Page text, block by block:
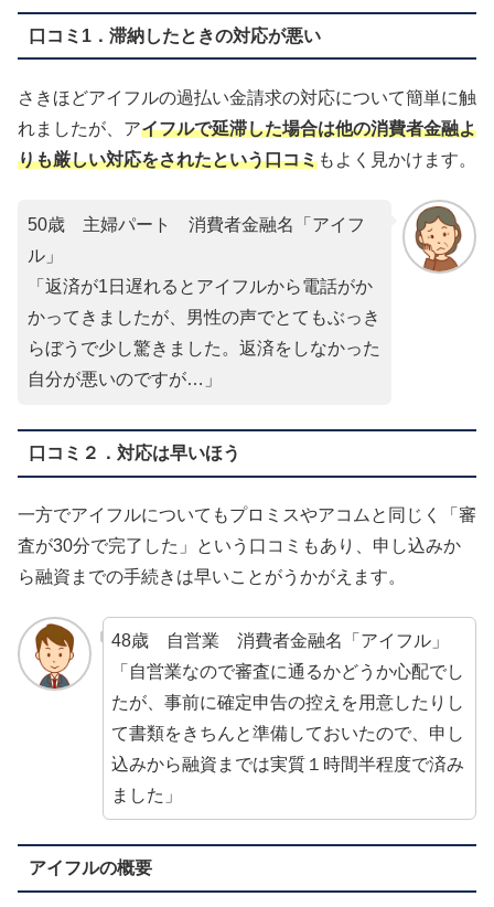
口コミ1．滞納したときの対応が悪い
さきほどアイフルの過払い金請求の対応について簡単に触
れましたが、アイフルで延滞した場合は他の消費者金融よ
りも厳しい対応をされたという口コミもよく見かけます。
50歳 主婦パート 消費者金融名「アイフ
ル」
「返済が1日遅れるとアイフルから電話がか
かってきましたが、男性の声でとてもぶっき
らぼうで少し驚きました。返済をしなかった
自分が悪いのですが…」
口コミ２．対応は早いほう
一方でアイフルについてもプロミスやアコムと同じく「審
査が30分で完了した」という口コミもあり、申し込みか
ら融資までの手続きは早いことがうかがえます。
48歳 自営業 消費者金融名「アイフル」
「自営業なので審査に通るかどうか心配でし
たが、事前に確定申告の控えを用意したりし
て書類をきちんと準備しておいたので、申し
込みから融資までは実質１時間半程度で済み
ました」
アイフルの概要